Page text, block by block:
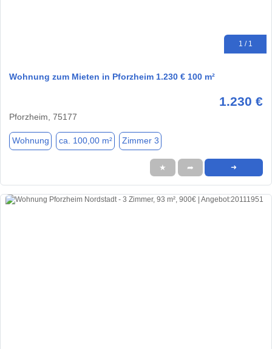
1 / 1
Wohnung zum Mieten in Pforzheim 1.230 € 100 m²
1.230 €
Pforzheim, 75177
Wohnung ca. 100,00 m² Zimmer 3
★ ➦ ➜